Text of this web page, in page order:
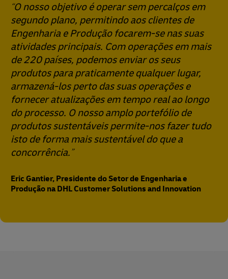
O nosso objetivo é operar sem percalços em
segundo plano, permitindo aos clientes de
Engenharia e Produção focarem-se nas suas
atividades principais. Com operações em mais
de 220 países, podemos enviar os seus
produtos para praticamente qualquer lugar,
armazená-los perto das suas operações e
fornecer atualizações em tempo real ao longo
do processo. O nosso amplo portefólio de
produtos sustentáveis permite-nos fazer tudo
isto de forma mais sustentável do que a
concorrência.
Eric Gantier, Presidente do Setor de Engenharia e
Produção na DHL Customer Solutions and Innovation